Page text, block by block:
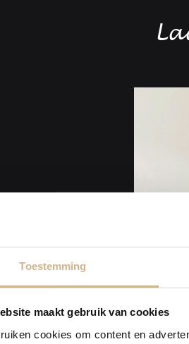
Toestemming
maakt gebruik van cookies
cookies om content en